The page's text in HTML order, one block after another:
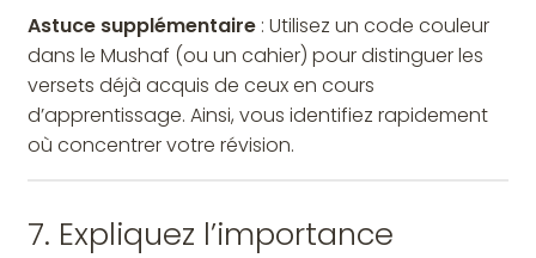
Astuce supplémentaire : Utilisez un code couleur
dans le Mushaf (ou un cahier) pour distinguer les
versets déjà acquis de ceux en cours
d’apprentissage. Ainsi, vous identifiez rapidement
où concentrer votre révision.
7. Expliquez l’importance